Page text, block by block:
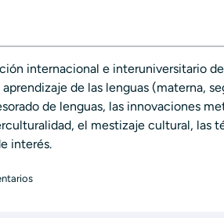
internacional e interuniversitario
de las lenguas (materna,
de lenguas, las innovaciones
el mestizaje cultural, las
interés.